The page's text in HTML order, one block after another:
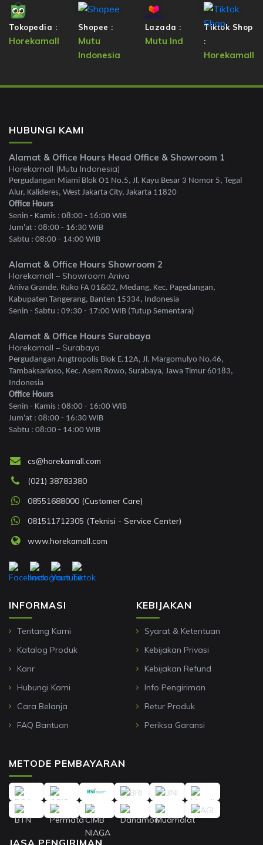
Tokopedia :
Horekamall
Shopee :
Mutu
Indonesia
Lazada :
Mutu Ind
Tiktok Shop
:
Horekamall
HUBUNGI KAMI
Alamat & Office Hours Head Office & Showroom 1
Horekamall (Mutu Indonesia)
Pergudangan Miami Blok O1 No.5, Jl. Kayu Besar 3 Nomor 5, Tegal
Alur, Kalideres, West Jakarta City, Jakarta 11820
Office Hours
Senin - Kamis : 08:00 - 16:00 WIB
Jum'at : 08:00 - 16:30 WIB
Sabtu : 08:00 - 14:00 WIB
Alamat & Office Hours Showroom 2
Horekamall – Showroom Aniva
Aniva Grande. Ruko FA 01&02, Medang, Kec. Pagedangan,
Kabupaten Tangerang, Banten 15334, Indonesia
Senin - Sabtu : 09:30 - 17:00 WIB (Tutup Sementara)
Alamat & Office Hours Surabaya
Horekamall – Surabaya
Pergudangan Angtropolis Blok E.12A, Jl. Margomulyo No.46,
Tambaksarioso, Kec. Asem Rowo, Surabaya, Jawa Timur 60183,
Indonesia
Office Hours
Senin - Kamis : 08:00 - 16:00 WIB
Jum'at : 08:00 - 16:30 WIB
Sabtu : 08:00 - 14:00 WIB
INFORMASI
Tentang Kami
Katalog Produk
Karir
Hubungi Kami
Cara Belanja
FAQ Bantuan
KEBIJAKAN
Syarat & Ketentuan
Kebijakan Privasi
Kebijakan Refund
Info Pengiriman
Retur Produk
Periksa Garansi
cs@horekamall.com
(021) 38783380
08551688000 (Customer Care)
081511712305 (Teknisi - Service Center)
www.horekamall.com
METODE PEMBAYARAN
JASA PENGIRIMAN